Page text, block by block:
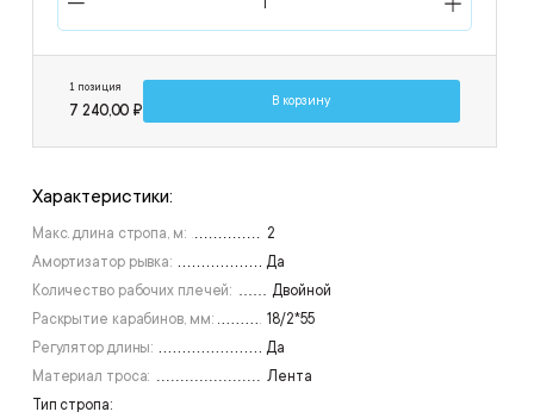
1 позиция
7 240,00 ₽
В корзину
Характеристики:
Макс. длина стропа, м:
2
Амортизатор рывка:
Да
Количество рабочих плечей:
Двойной
Раскрытие карабинов, мм:
18/2*55
Регулятор длины:
Да
Материал троса:
Лента
Тип стропа: